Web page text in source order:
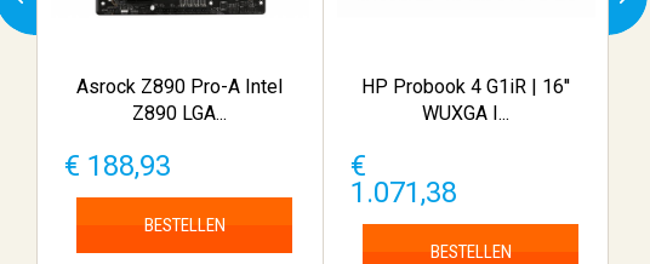
Asrock Z890 Pro-A Intel
Z890 LGA...
€ 188,93
BESTELLEN
HP Probook 4 G1iR | 16''
WUXGA I...
€
1.071,38
BESTELLEN